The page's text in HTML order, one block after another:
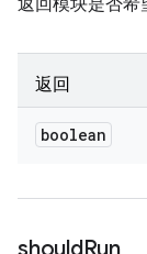
返回模块是否希
返回
boolean